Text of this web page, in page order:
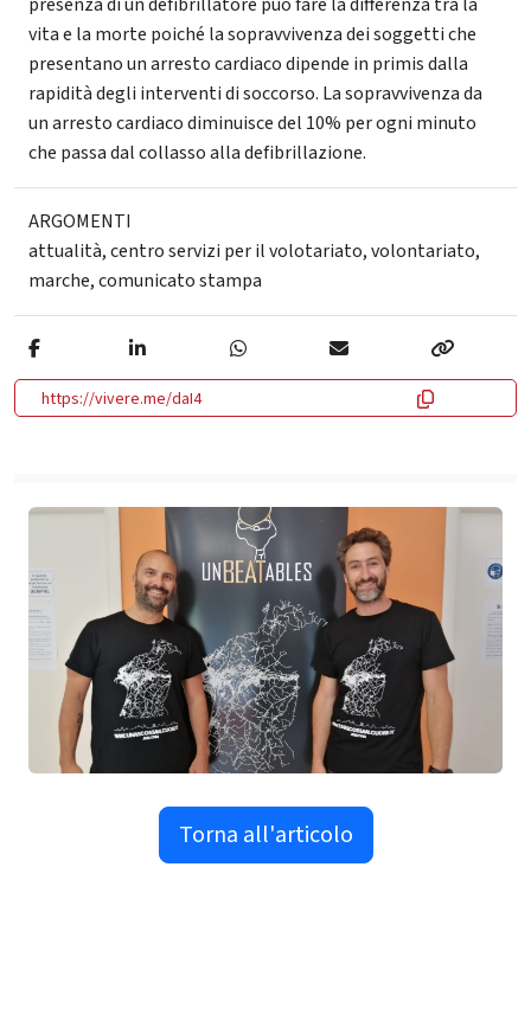
vita e la morte poiché la sopravvivenza dei soggetti che
presentano un arresto cardiaco dipende in primis dalla
rapidità degli interventi di soccorso. La sopravvivenza da
un arresto cardiaco diminuisce del 10% per ogni minuto
che passa dal collasso alla defibrillazione.
ARGOMENTI
attualità,centro servizi per il volotariato,volontariato,
marche,comunicato stampa
https://vivere.me/daI4
Torna all'articolo